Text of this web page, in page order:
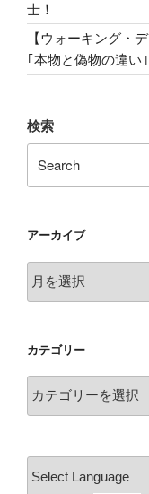
士！
【ウォーキング・
｢本物と偽物の違い
検索
アーカイブ
ー
ブ
カテゴリー
テ
ー